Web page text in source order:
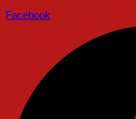
Facebook